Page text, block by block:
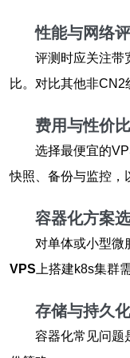
性能与网络
评测时应关注带
比。对比其他非
费用与性价
选择最便宜的
快照、备份与监控，
容器化方案
对单体或小型微
VPS 上搭建k8s集群
存储与持久
容器化常见问题